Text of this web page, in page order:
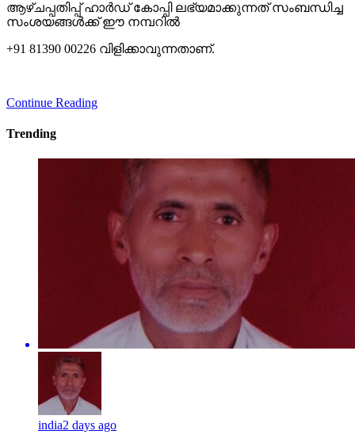
ആഴ്ചപ്പതിപ്പ് ഹാര്‍ഡ് കോപ്പി ലഭ്യമാക്കുന്നത് സംബന്ധിച്ച
സംശയങ്ങള്‍ക്ക് ഈ നമ്പറില്‍
+91 81390 00226 വിളിക്കാവുന്നതാണ്.
Continue Reading
Trending
india2 days ago